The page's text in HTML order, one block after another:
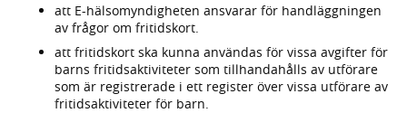
att E-hälsomyndigheten ansvarar för handläggningen
av frågor om fritidskort.
att fritidskort ska kunna användas för vissa avgifter för
barns fritidsaktiviteter som tillhandahålls av utförare
som är registrerade i ett register över vissa utförare av
fritidsaktiviteter för barn.